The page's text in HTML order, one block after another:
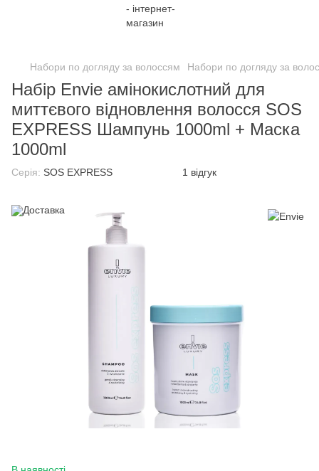
Набори по догляду за волоссям Набори по догляду за
Набір Envie амінокислотний для
миттєвого відновлення волосся SOS
EXPRESS Шампунь 1000ml + Маска
1000ml
Серія: SOS EXPRESS 1 відгук